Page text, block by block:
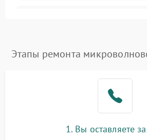
2200 ₽
Не работают сенсорные
Этапы ремонта
1. Вы оставляете